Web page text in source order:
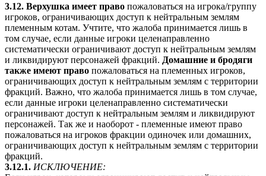
3.12. Верхушка имеет право пожаловаться на игрока/группу
игроков, ограничивающих доступ к нейтральным землям
племенным котам. Учтите, что жалоба принимается лишь в
том случае, если данные игроки целенаправленно
систематически ограничивают доступ к нейтральным землям
и ликвидируют персонажей фракций. Домашние и бродяги
также имеют право пожаловаться на племенных игроков,
ограничивающих доступ к нейтральным землям с территории
фракций. Важно, что жалоба принимается лишь в том случае,
если данные игроки целенаправленно систематически
ограничивают доступ к нейтральным землям и ликвидируют
персонажей. Так же и наоборот - племенные имеют право
пожаловаться на игроков фракции одиночек или домашних,
ограничивающих доступ к нейтральным землям с территории
фракций.
3.12.1. ИСКЛЮЧЕНИЕ: